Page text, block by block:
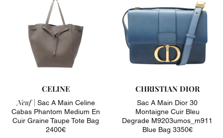
CELINE
Neuf | Sac A Main Celine
Cabas Phantom Medium En
Cuir Graine Taupe Tote Bag
2400€
CHRISTIAN DIOR
Sac A Main Dior 30
Montaigne Cuir Bleu
Degrade M9203umos_m911
Blue Bag 3350€